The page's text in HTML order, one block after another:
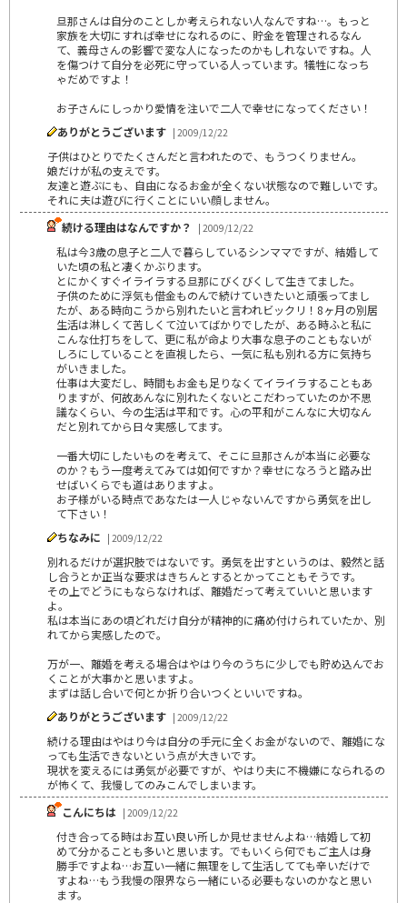
旦那さんは自分のことしか考えられない人なんですね…。もっと
家族を大切にすれば幸せになれるのに、貯金を管理されるなん
て、義母さんの影響で変な人になったのかもしれないですね。人
を傷つけて自分を必死に守っている人っています。犠牲になっち
ゃだめですよ！
お子さんにしっかり愛情を注いで二人で幸せになってください！
ありがとうございます | 2009/12/22
子供はひとりでたくさんだと言われたので、もうつくりません。
娘だけが私の支えです。
友達と遊ぶにも、自由になるお金が全くない状態なので難しいです。
それに夫は遊びに行くことにいい顔しません。
続ける理由はなんですか？
| 2009/12/22
私は今3歳の息子と二人で暮らしているシンママですが、結婚して
いた頃の私と凄くかぶります。
とにかくすぐイライラする旦那にびくびくして生きてました。
子供のために浮気も借金ものんで続けていきたいと頑張ってまし
たが、ある時向こうから別れたいと言われビックリ！8ヶ月の別居
生活は淋しくて苦しくて泣いてばかりでしたが、ある時ふと私に
こんな仕打ちをして、更に私が命より大事な息子のこともないが
しろにしていることを直視したら、一気に私も別れる方に気持ち
がいきました。
仕事は大変だし、時間もお金も足りなくてイライラすることもあ
りますが、何故あんなに別れたくないとこだわっていたのか不思
議なくらい、今の生活は平和です。心の平和がこんなに大切なん
だと別れてから日々実感してます。
一番大切にしたいものを考えて、そこに旦那さんが本当に必要な
のか？もう一度考えてみては如何ですか？幸せになろうと踏み出
せばいくらでも道はありますよ。
お子様がいる時点であなたは一人じゃないんですから勇気を出し
て下さい！
ちなみに | 2009/12/22
別れるだけが選択肢ではないです。勇気を出すというのは、毅然と話
し合うとか正当な要求はきちんとするとかってこともそうです。
その上でどうにもならなければ、離婚だって考えていいと思います
よ。
私は本当にあの頃どれだけ自分が精神的に痛め付けられていたか、別
れてから実感したので。
万が一、離婚を考える場合はやはり今のうちに少しでも貯め込んでお
くことが大事かと思いますよ。
まずは話し合いで何とか折り合いつくといいですね。
ありがとうございます | 2009/12/22
続ける理由はやはり今は自分の手元に全くお金がないので、離婚にな
っても生活できないという点が大きいです。
現状を変えるには勇気が必要ですが、やはり夫に不機嫌になられるの
が怖くて、我慢してのみこんでしまいます。
こんにちは | 2009/12/22
付き合ってる時はお互い良い所しか見せませんよね…結婚して初
めて分かることも多いと思います。でもいくら何でもご主人は身
勝手ですよね…お互い一緒に無理をして生活してても辛いだけで
すよね…もう我慢の限界なら一緒にいる必要もないのかなと思い
ます。